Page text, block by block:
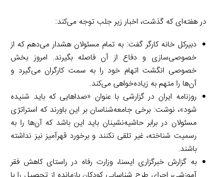
در هفته‌ای که گذشت، اخبار زیر جلب توجه می‌کند:
دبیرکل خانه کارگر گفت: به تمام مسئولان هشدار می‌دهم که از
خصوصی‌سازی و دفاع از آن فاصله بگیرند. امروز بخش
خصوصی انگشت اتهام خود را به سمت کارگران می‌گیرد و
آن‌ها را متهم به زیاده‌خواهی می‌کند.
روزنامه ایران در گزارشی با عنوان «صداهایی که باید شنیده
شود»، نوشت: برخی جامعه‌شناسان بر این باورند که استراتژی
مسئولان در برابر حاشیه‌نشینان باید این باشد که آن‌ها را به
رسمیت شناخته، غیر تلقی نکنند و برخورد قهرآمیز نیز نداشته
باشند.
به گزارش خبرگزاری ایسنا، وزارت رفاه در راستای کاهش فقر